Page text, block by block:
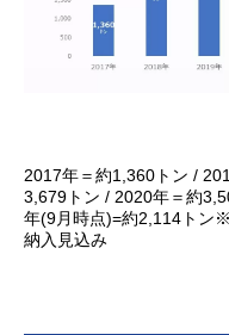
2017年＝約1,360トン /
3,679トン / 2020年＝約
年(9月時点)=約2,114トン
納入見込み